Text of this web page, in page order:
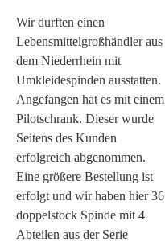
Wir durften einen
Lebensmittelgroßhändler aus
dem Niederrhein mit
Umkleidespinden ausstatten.
Angefangen hat es mit einem
Pilotschrank. Dieser wurde
Seitens des Kunden
erfolgreich abgenommen.
Eine größere Bestellung ist
erfolgt und wir haben hier 36
doppelstock Spinde mit 4
Abteilen aus der Serie